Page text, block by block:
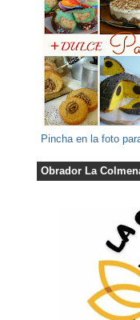
Pincha en la foto
Obrador La